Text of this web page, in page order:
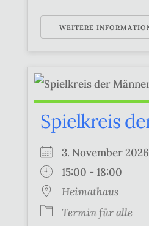
WEITERE
Spielkreis
3. November
15:00 - 18:00
Heimathaus
Termin für alle